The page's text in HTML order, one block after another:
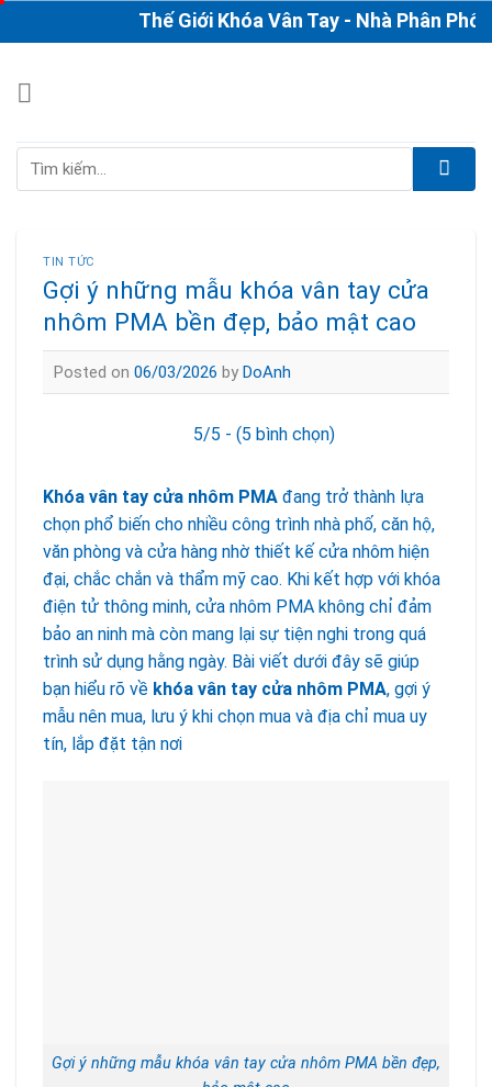
to
Thế Giới Khóa Vân Tay - Nhà Phân Phối &
Tìm
TIN TỨC
Gợi ý những mẫu khóa vân tay cửa
nhôm PMA bền đẹp, bảo mật cao
Posted on 06/03/2026 by DoAnh
5/5 - (5 bình chọn)
Khóa vân tay cửa nhôm PMA đang trở thành lựa
chọn phổ biến cho nhiều công trình nhà phố, căn hộ,
văn phòng và cửa hàng nhờ thiết kế cửa nhôm hiện
đại, chắc chắn và thẩm mỹ cao. Khi kết hợp với khóa
điện tử thông minh, cửa nhôm PMA không chỉ đảm
bảo an ninh mà còn mang lại sự tiện nghi trong quá
trình sử dụng hằng ngày. Bài viết dưới đây sẽ giúp
bạn hiểu rõ về khóa vân tay cửa nhôm PMA, gợi ý
mẫu nên mua, lưu ý khi chọn mua và địa chỉ mua uy
tín, lắp đặt tận nơi
Gợi ý những mẫu khóa vân tay cửa nhôm PMA bền đẹp,